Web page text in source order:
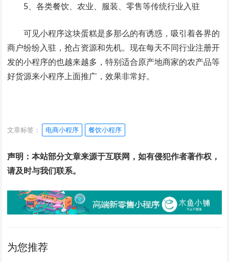
5、各类餐饮、农业、服装、零售等传统行业入驻
可见小程序这块蛋糕是多那么的有诱惑，吸引着各界的
商户纷纷入驻，抢占资源和先机。现在每天不同行业注册开
发的小程序的也越来越多，特别适合原产地商家的农产品等
好货源来小程序上面推广，效果非常好。
文章标签： 电商小程序 餐饮小程序
声明：本站部分文章来源于互联网，如有侵犯作者著作权，
请及时与我们联系。
为您推荐